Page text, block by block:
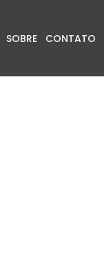
SOBRE CONTATO